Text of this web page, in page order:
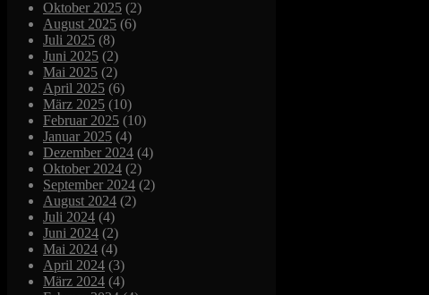
Oktober 2025 (2)
August 2025 (6)
Juli 2025 (8)
Juni 2025 (2)
Mai 2025 (2)
April 2025 (6)
März 2025 (10)
Februar 2025 (10)
Januar 2025 (4)
Dezember 2024 (4)
Oktober 2024 (2)
September 2024 (2)
August 2024 (2)
Juli 2024 (4)
Juni 2024 (2)
Mai 2024 (4)
April 2024 (3)
März 2024 (4)